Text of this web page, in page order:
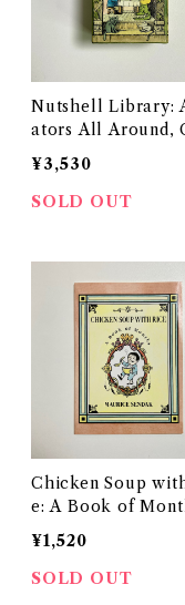
Nutshell Library:
ators All Around,
ken Soup with
e Was Johnny,
¥3,530
SOLD OUT
Chicken Soup
e: A Book of
¥1,520
SOLD OUT